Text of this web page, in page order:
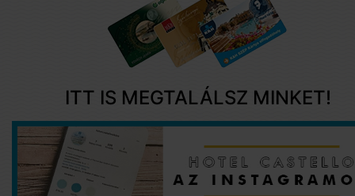
ITT IS MEGTALÁLSZ MINKET!